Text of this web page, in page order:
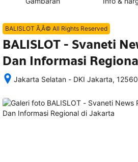
BALISLOT Ã‚Â© All Rights Reserved
BALISLOT - Svaneti
Dan Informasi
Jakarta Selatan - DKI Jakarta,
memesan,
semua